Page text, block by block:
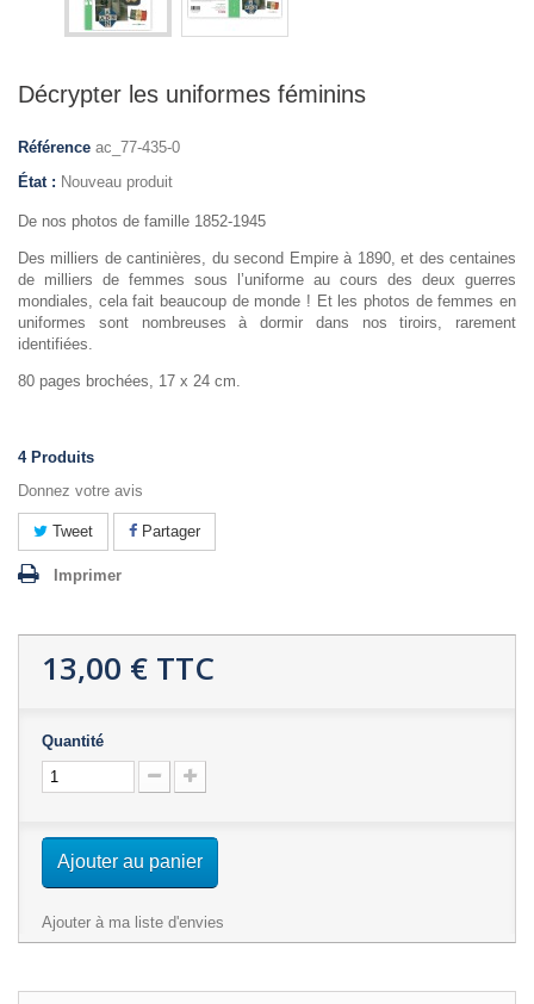
Décrypter les uniformes féminins
Référence ac_77-435-0
État : Nouveau produit
De nos photos de famille 1852-1945
Des milliers de cantinières, du second Empire à 1890, et des centaines
de milliers de femmes sous l’uniforme au cours des deux guerres
mondiales, cela fait beaucoup de monde ! Et les photos de femmes en
uniformes sont nombreuses à dormir dans nos tiroirs, rarement
identifiées.
80 pages brochées, 17 x 24 cm.
4 Produits
Donnez votre avis
Tweet Partager
Imprimer
13,00 € TTC
Quantité
Ajouter au panier
Ajouter à ma liste d'envies